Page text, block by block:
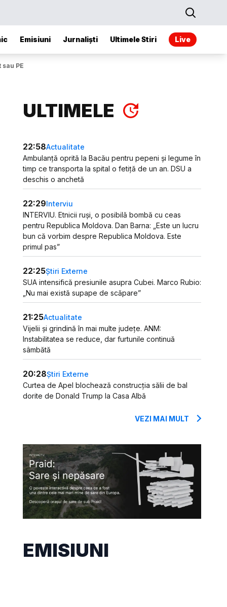
Emisiuni Jurnaliști Ultimele Stiri Live
PE
ULTIMELE
22:58Actualitate
Ambulanță oprită la Bacău pentru pepeni și legume în
timp ce transporta la spital o fetiță de un an. DSU a
deschis o anchetă
22:29Interviu
INTERVIU. Etnicii ruși, o posibilă bombă cu ceas
pentru Republica Moldova. Dan Barna: „Este un lucru
bun că vorbim despre Republica Moldova. Este
primul pas”
22:25Știri Externe
SUA intensifică presiunile asupra Cubei. Marco Rubio:
„Nu mai există supape de scăpare”
21:25Actualitate
Vijelii și grindină în mai multe județe. ANM:
Instabilitatea se reduce, dar furtunile continuă
sâmbătă
20:28Știri Externe
Curtea de Apel blochează construcția sălii de bal
dorite de Donald Trump la Casa Albă
VEZI MAI MULT
EMISIUNI